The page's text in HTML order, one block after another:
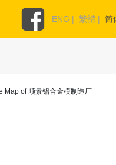
ENG | 繁體 | 简